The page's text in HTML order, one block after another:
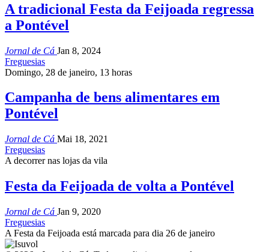
A tradicional Festa da Feijoada regressa
a Pontével
Jornal de Cá Jan 8, 2024
Freguesias
Domingo, 28 de janeiro, 13 horas
Campanha de bens alimentares em
Pontével
Jornal de Cá Mai 18, 2021
Freguesias
A decorrer nas lojas da vila
Festa da Feijoada de volta a Pontével
Jornal de Cá Jan 9, 2020
Freguesias
A Festa da Feijoada está marcada para dia 26 de janeiro